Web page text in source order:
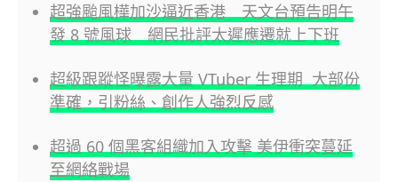
超強颱風樺加沙逼近香港 天文台預告明午
發 8 號風球 網民批評太遲應遷就上下班
超級跟蹤怪曝露大量 VTuber 生理期 大部份
準確，引粉絲、創作人強烈反感
超過 60 個黑客組織加入攻擊 美伊衝突蔓延
至網絡戰場